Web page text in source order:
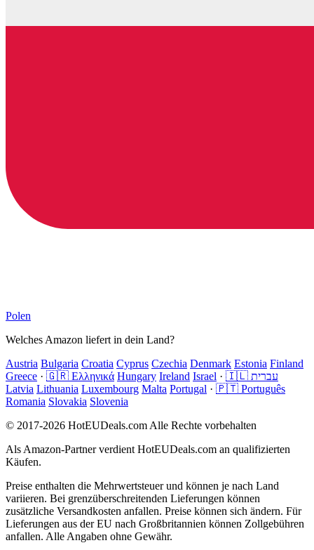
Polen
Welches Amazon liefert in dein Land?
Austria Bulgaria Croatia Cyprus Czechia Denmark Estonia Finland
Greece · 🇬🇷 Ελληνικά Hungary Ireland Israel ·
🇮🇱 עברית
Latvia Lithuania Luxembourg Malta Portugal · 🇵🇹 Português
Romania Slovakia Slovenia
© 2017-2026 HotEUDeals.com Alle Rechte vorbehalten
Als Amazon-Partner verdient HotEUDeals.com an qualifizierten
Käufen.
Preise enthalten die Mehrwertsteuer und können je nach Land
variieren. Bei grenzüberschreitenden Lieferungen können
zusätzliche Versandkosten anfallen. Preise können sich ändern. Für
Lieferungen aus der EU nach Großbritannien können Zollgebühren
anfallen. Alle Angaben ohne Gewähr.